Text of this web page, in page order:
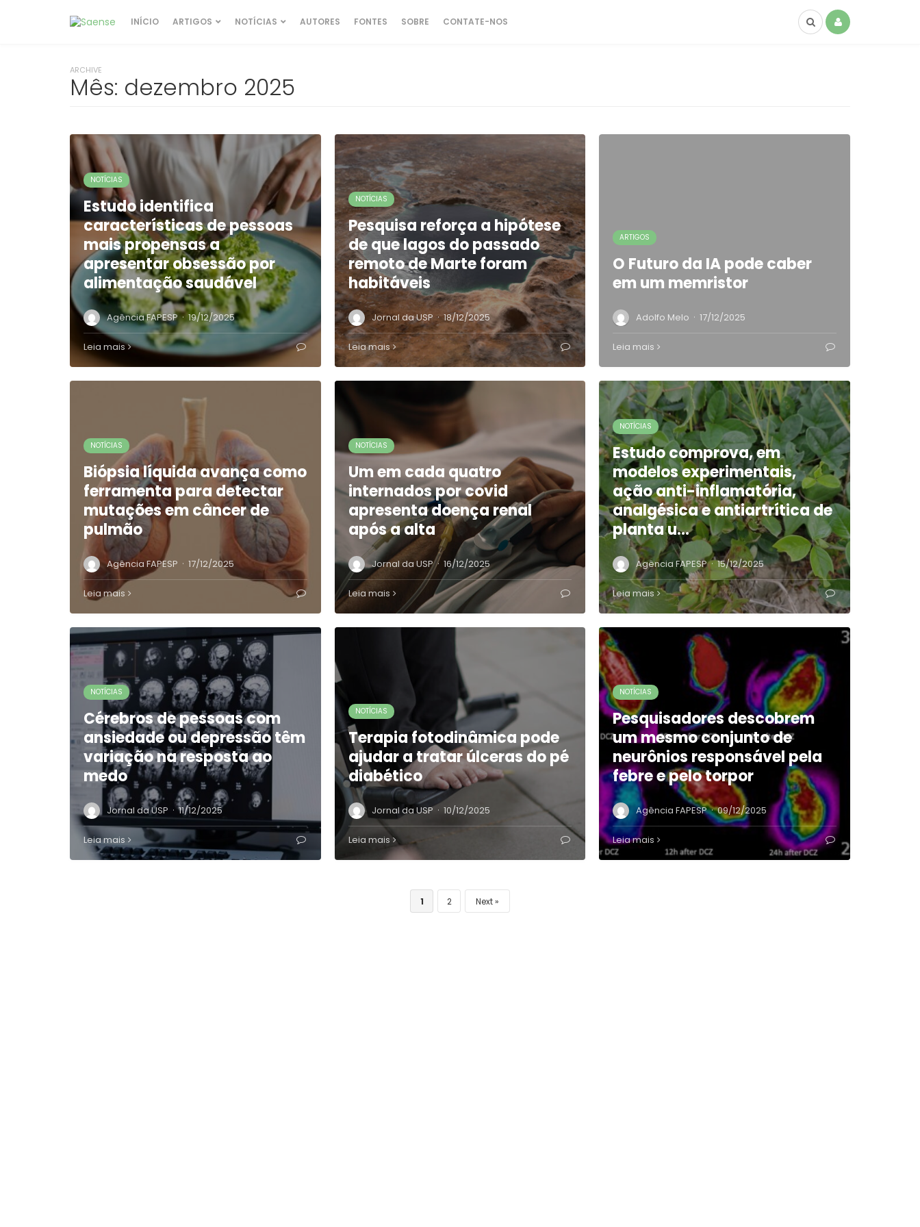
INÍCIO ARTIGOS NOTÍCIAS AUTORES FONTES SOBRE CONTATE-NOS
ARCHIVE
Mês: dezembro 2025
NOTÍCIAS
Estudo identifica
características de pessoas
mais propensas a
apresentar obsessão por
alimentação saudável
Agência FAPESP · 19/12/2025
Leia mais
NOTÍCIAS
Pesquisa reforça a hipótese
de que lagos do passado
remoto de Marte foram
habitáveis
Jornal da USP · 18/12/2025
Leia mais
ARTIGOS
O Futuro da IA pode caber
em um memristor
Adolfo Melo · 17/12/2025
Leia mais
NOTÍCIAS
Biópsia líquida avança como
ferramenta para detectar
mutações em câncer de
pulmão
Agência FAPESP · 17/12/2025
Leia mais
NOTÍCIAS
Um em cada quatro
internados por covid
apresenta doença renal
após a alta
Jornal da USP · 16/12/2025
Leia mais
NOTÍCIAS
Estudo comprova, em
modelos experimentais,
ação anti-inflamatória,
analgésica e antiartrítica de
planta u…
Agência FAPESP · 15/12/2025
Leia mais
NOTÍCIAS
Cérebros de pessoas com
ansiedade ou depressão têm
variação na resposta ao
medo
Jornal da USP · 11/12/2025
Leia mais
NOTÍCIAS
Terapia fotodinâmica pode
ajudar a tratar úlceras do pé
diabético
Jornal da USP · 10/12/2025
Leia mais
NOTÍCIAS
Pesquisadores descobrem
um mesmo conjunto de
neurônios responsável pela
febre e pelo torpor
Agência FAPESP · 09/12/2025
Leia mais
1 2 Next